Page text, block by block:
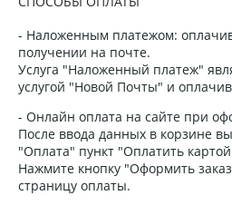
- Наложенным платежом:
получении на почте.
Услуга "Наложенный платеж"
услугой "Новой Почты" и
- Онлайн оплата на сайте при
После ввода данных в корзине
"Оплата" пункт "Оплатить
Нажмите кнопку "Оформить
страницу оплаты.